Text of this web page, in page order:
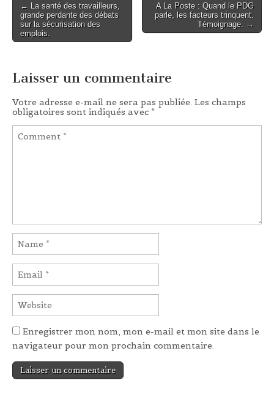
Post navigation
← La santé des travailleurs,
grande perdante des débats
sur la sécurisation des
emplois.
A La Poste : Quand le PDG
parle, les facteurs trinquent.
Témoignage. →
Laisser un commentaire
Votre adresse e-mail ne sera pas publiée. Les champs
obligatoires sont indiqués avec *
Enregistrer mon nom, mon e-mail et mon site dans le
navigateur pour mon prochain commentaire.